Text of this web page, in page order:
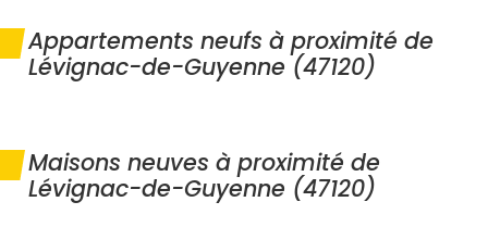
le plaisir d’un plan optimisé, modulable selon ton mode
de vie, avec un séjour traversant, une suite parentale au
rez-de-chaussée, un cellier pratique et un jardin pour
garanties solides (parfait achèvement, biennale,
décennale ) et, selon les décisions locales, d’une possible
exonération partielle de taxe foncièreles premières
Appartements neufs à proximité de
Lévignac-de-Guyenne (47120)
Maisons neuves à proximité de
Lévignac-de-Guyenne (47120)